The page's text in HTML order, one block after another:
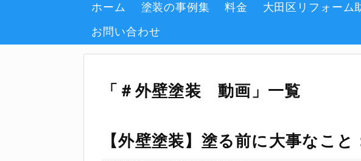
ホーム 塗装の事例集 料金 大田区リフォーム
お問い合わせ
「 ＃外壁塗装 動画 」 一覧
【外壁塗装】塗る前に大事なこ